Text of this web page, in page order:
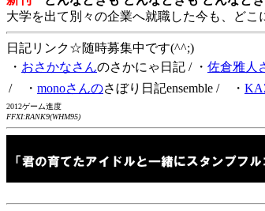
大学を出て別々の企業へ就職した今も、ど
日記リンク☆随時募集中です(^^;)
・ おさかなさんのさかにゃ日記 / ・ 佐倉雅人
/ ・ monoさんのさぼり日記ensemble / ・
2012ゲーム進度
FFXI:RANK9(WHM95)